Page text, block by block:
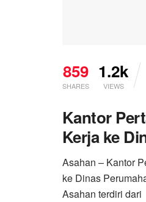
859
SHARES
1.2k
VIEWS
Kantor
Kerja ke
Asahan – Kantor
ke Dinas
Asahan terdiri dari